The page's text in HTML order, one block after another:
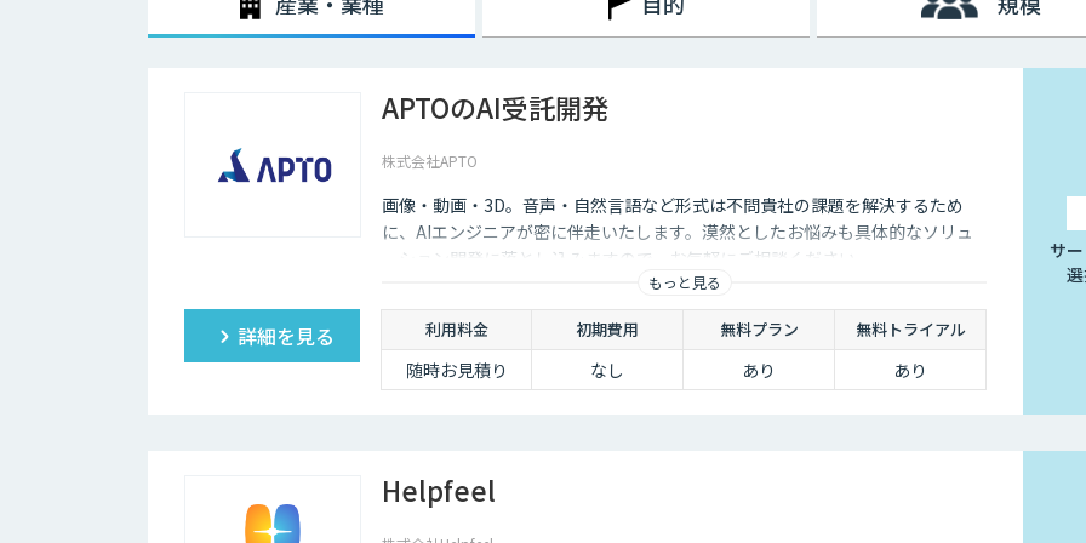
APTOのAI受託開発
株式会社APTO
画像・動画・3D。音声・自然言語など形式は不問貴社の課題を解決するため
に、AIエンジニアが密に伴走いたします。漠然としたお悩みも具体的なソリュ
ーション開発に落とし込みますので、お気軽にご相談ください。
もっと見る
詳細を見る 利用料金 初期費用 無料プラン 無料トライアル
随時お見積り なし あり あり
サ
Helpfeel